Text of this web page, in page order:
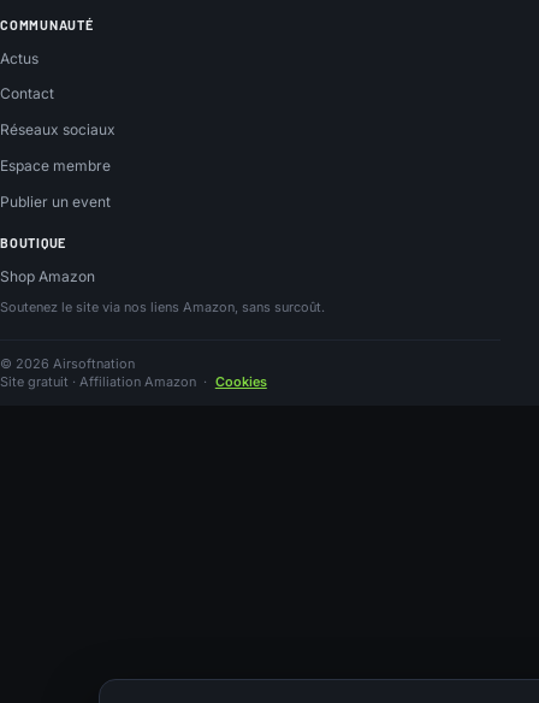
COMMUNAUTÉ
Actus
Contact
Réseaux sociaux
Espace membre
Publier un event
BOUTIQUE
Shop Amazon
Soutenez le site via nos liens Amazon, sans surcoût.
© 2026 Airsoftnation
Site gratuit · Affiliation Amazon · Cookies